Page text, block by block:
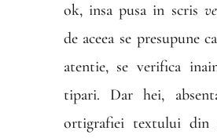
ok, insa pusa in scris
de aceea se presupune
atentie, se verifica
tipari. Dar hei,
ortigrafiei textului din